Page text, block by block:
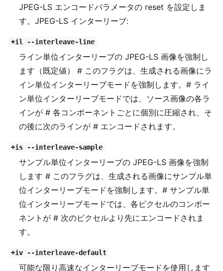
JPEG-LS エンコードパラメータの reset を設定しま
す。JPEG-LS インターリーブ:
+il --interleave-line
ライン単位インターリーブの JPEG-LS 画像を強制し
ます（既定値） # このフラグは、生成される画像にラ
イン単位インターリーブモードを強制します。# ライ
ン単位インターリーブモードでは、ソース画像の各ラ
インが # 各コンポーネントごとに個別に圧縮され、そ
の後に次のラインが # エンコードされます。
+is --interleave-sample
サンプル単位インターリーブの JPEG-LS 画像を強制
します # このフラグは、生成される画像にサンプル単
位インターリーブモードを強制します。# サンプル単
位インターリーブモードでは、各ピクセルのコンポー
ネントが # 次のピクセルより先にエンコードされま
す。
+iv --interleave-default
可能な限り高速なインターリーブモードを使用します